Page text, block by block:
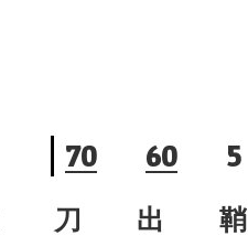
70 60 5
刀 出 鞘